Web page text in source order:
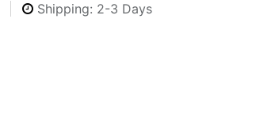
Shipping: 2-3 Days